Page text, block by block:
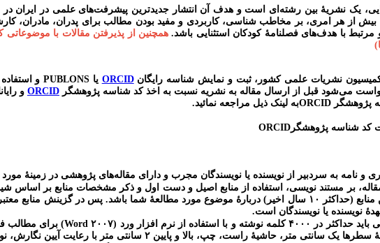
یک نشریۀ بین رشته‌ای است و هدف آن انتشار جدیدترین پیشرفت‌های علمی در ایران
بیش از هر امری، بر مخاطب شناسی، کاربردی و مفید بودن مطالب برای پدران، مادران،
مرتبط با هدف‌های فصلنامۀ کودکان استثنایی باشد. همچنین از پذیرفتن مقالات با موضوعاتی
نشریات علمی کشور، ثبت و نمایش شناسه رایگانORCID یا PUBLONSو استفاده
می‌شود قبل از ارسال مقاله به نشریه نسبت به اخذ کد شناسه پژوهشگر ORCID و
پژوهشگر ORCIDبه لینک ذیل مراجعه نمائید.
کد شناسه پژوهشگر ORCID
و نامه به سردبیر از نویسنده یا نویسندگان مجرب و دارای مقاله‌های پژوهشی در زمینۀ
بر مستند نویسی، استفاده از منابع اصیل و دست اول و ذکر مشخصات منابع بر اساس
باشد. پس در گزینش منابع معتبر، علمی، مرتبط و جدید کوشا باشید
نویسنده یا نویسندگان است.
نوشته و با استفاده از نرم افزار ورد (
Word ۲۰۰۷) برای مطالب